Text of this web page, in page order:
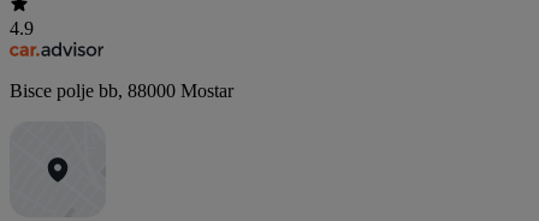
4.9
Bisce polje bb, 88000 Mostar